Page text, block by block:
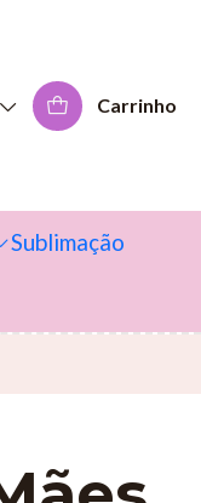
Carrinho
Sublimação